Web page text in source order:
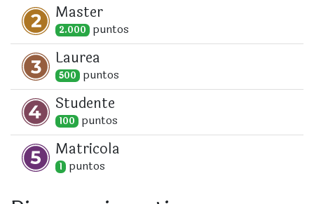
Master
2.000 puntos
Laurea
500 puntos
Studente
100 puntos
Matricola
1 puntos